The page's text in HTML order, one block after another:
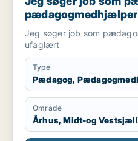
Jeg søger job som
ufaglært
Type
Pædagog,
Område
Århus, Midt-og